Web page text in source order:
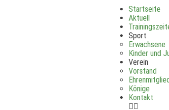
Startseite
Aktuell
Sport
Erwachsene
Kinder und
Verein
Vorstand
Könige
Kontakt